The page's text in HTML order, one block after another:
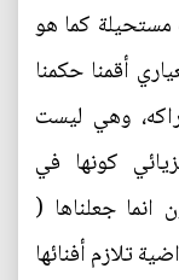
مستحيلة كما هو
أقمنا حكمنا
وهي ليست
كونها في
انما جعلناها (
تلازم أفنائها